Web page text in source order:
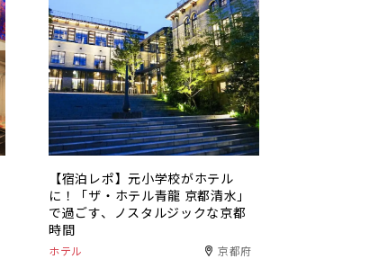
【宿泊レポ】元小学校がホテル
に！「ザ・ホテル青龍 京都清水」
で過ごす、ノスタルジックな京都
時間
ホテル 京都府